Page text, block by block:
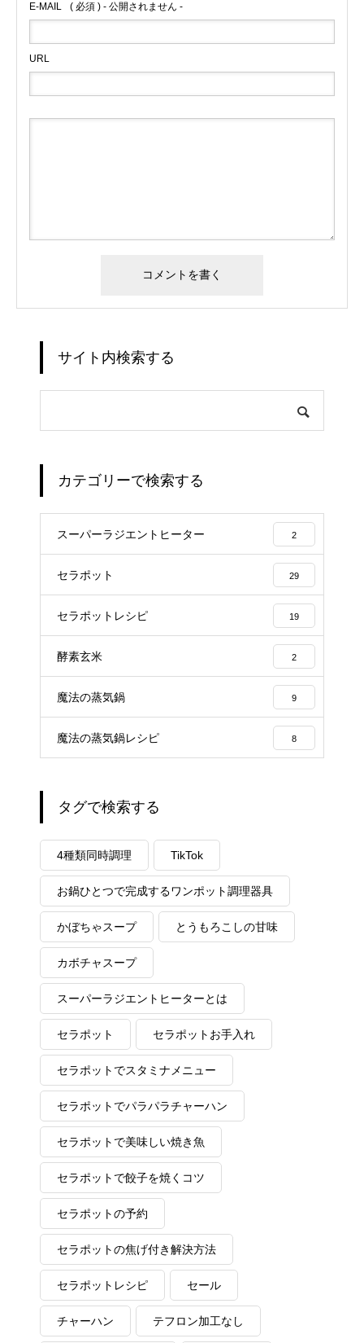
E-MAIL ( 必須 ) - 公開されません -
URL
サイト内検索する
カテゴリーで検索する
スーパーラジエントヒーター 2
セラポット 29
セラポットレシピ 19
酵素玄米 2
魔法の蒸気鍋 9
魔法の蒸気鍋レシピ 8
タグで検索する
4種類同時調理 TikTok
お鍋ひとつで完成するワンポット調理器具
かぼちゃスープ とうもろこしの甘味
カボチャスープ
スーパーラジエントヒーターとは
セラポット セラポットお手入れ
セラポットでスタミナメニュー
セラポットでパラパラチャーハン
セラポットで美味しい焼き魚
セラポットで餃子を焼くコツ
セラポットの予約
セラポットの焦げ付き解決方法
セラポットレシピ セール
チャーハン テフロン加工なし